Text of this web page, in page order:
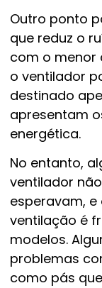
Outro ponto
que reduz o
com o menor
o ventilador
destinado
apresentam
energética.
No entanto,
ventilador
esperavam,
ventilação é
modelos.
problemas
como pás